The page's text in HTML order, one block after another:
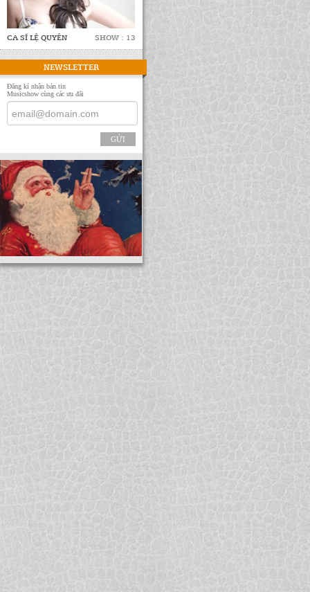
CA SĨ LỆ QUYÊN SHOW : 13
NEWSLETTER
Đăng kí nhận bản tin
Musicshow cùng các ưu đãi
GỬI